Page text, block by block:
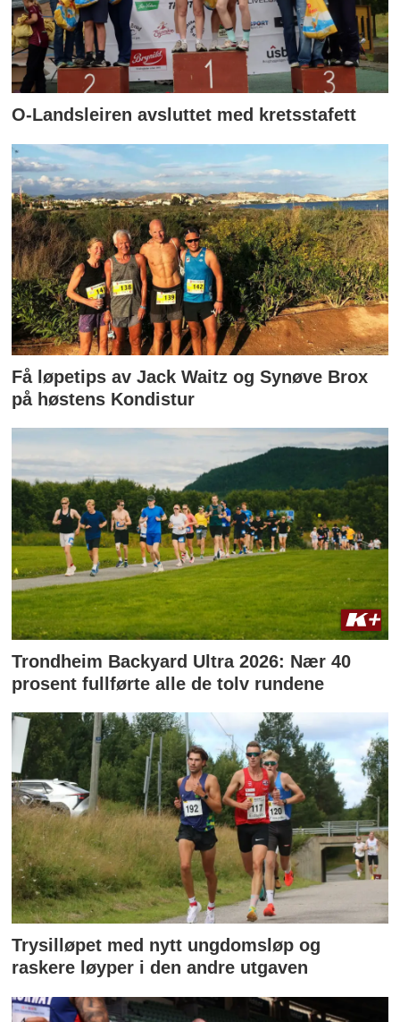
O-Landsleiren avsluttet med kretsstafett
Få løpetips av Jack Waitz og Synøve Brox
på høstens Kondistur
Trondheim Backyard Ultra 2026: Nær 40
prosent fullførte alle de tolv rundene
Trysilløpet med nytt ungdomsløp og
raskere løyper i den andre utgaven